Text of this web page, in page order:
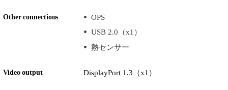
Other connections
OPS
USB 2.0（x1）
熱センサー
Video output DisplayPort 1.3（x1）